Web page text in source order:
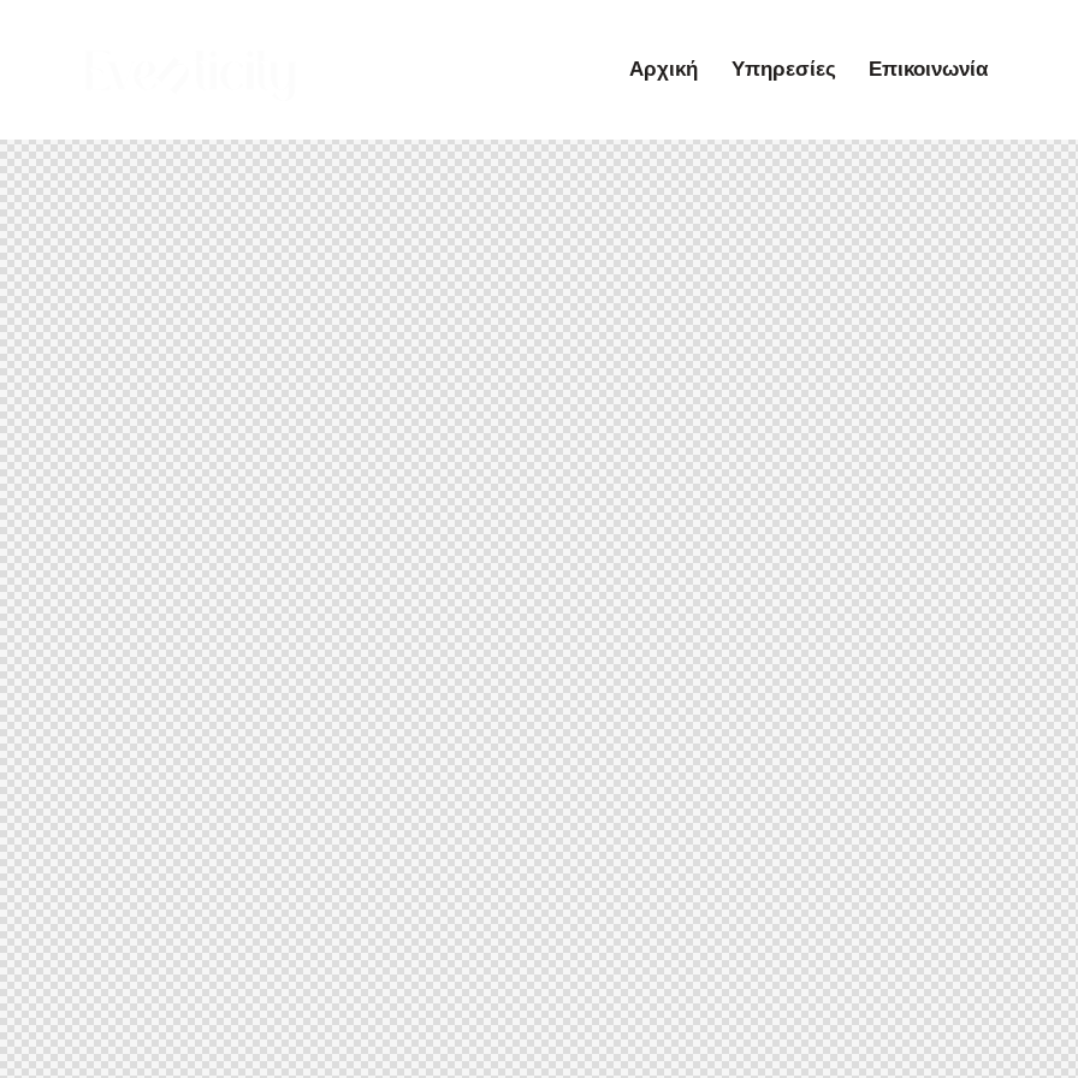
Αρχική Υπηρεσίες Επικοινωνία